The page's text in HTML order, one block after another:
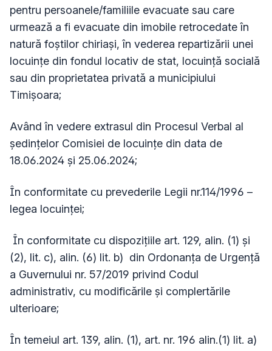
pentru persoanele/familiile evacuate sau care
urmează a fi evacuate din imobile retrocedate în
natură foștilor chiriași, în vederea repartizării unei
locuințe din fondul locativ de stat, locuință socială
sau din proprietatea privată a municipiului
Timișoara;
Având în vedere extrasul din Procesul Verbal al
ședințelor Comisiei de locuințe din data de
18.06.2024 și 25.06.2024;
În conformitate cu prevederile Legii nr.114/1996 –
legea locuinței;
În conformitate cu dispozițiile art. 129, alin. (1) și
(2), lit. c), alin. (6) lit. b) din Ordonanța de Urgență
a Guvernului nr. 57/2019 privind Codul
administrativ, cu modificările și complertările
ulterioare;
În temeiul art. 139, alin. (1), art. nr. 196 alin.(1) lit. a)